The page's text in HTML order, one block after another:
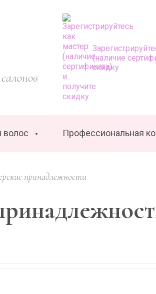
(наличие
скидку
волос Профессиональная
принадлежности